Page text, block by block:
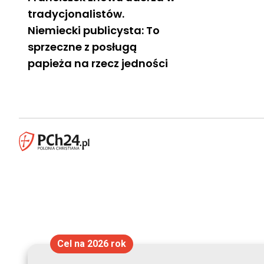
tradycjonalistów.
Niemiecki publicysta: To
sprzeczne z posługą
papieża na rzecz jedności
Cel na 2026 rok